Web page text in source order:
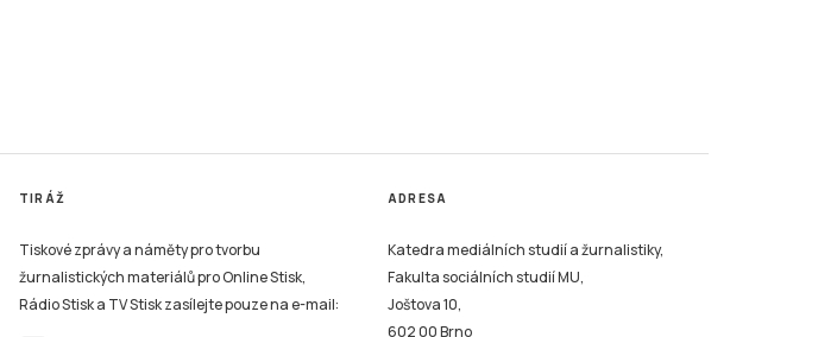
TIRÁŽ
Tiskové zprávy a náměty pro tvorbu
žurnalistických materiálů pro Online Stisk,
Rádio Stisk a TV Stisk zasílejte pouze na e-mail:
ADRESA
Katedra mediálních studií a žurnalistiky,
Fakulta sociálních studií MU,
Joštova 10,
602 00 Brno